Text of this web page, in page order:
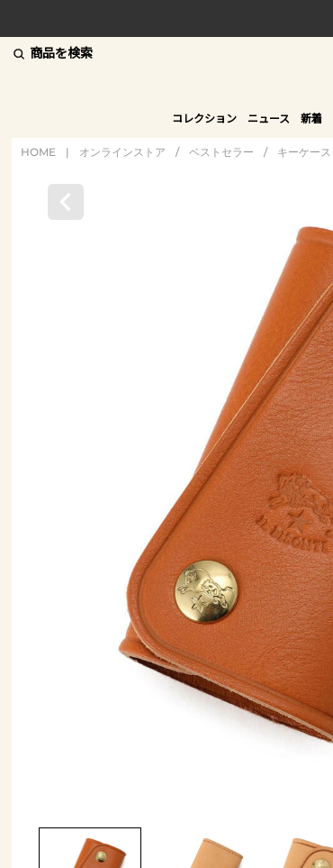
商品を検索
コレクション ニュース 新着
HOME | オンラインストア / ベストセラー / キーケース